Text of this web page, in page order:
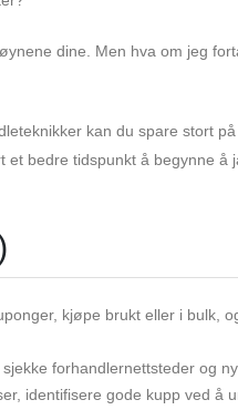
dine. Men hva om jeg
kan du spare stort
bedre tidspunkt å begynne å
kjøpe brukt eller i bulk,
forhandlernettsteder og
identifisere gode kupp ved å